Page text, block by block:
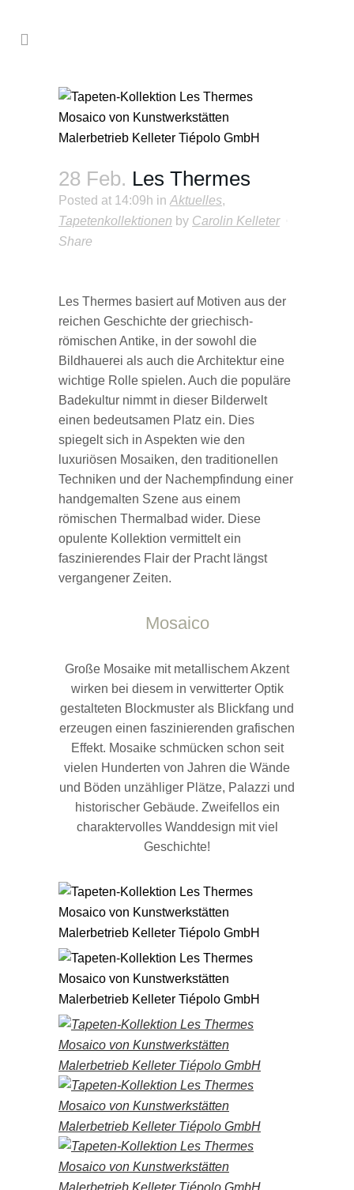
28 Feb. Les Thermes
Posted at 14:09h in Aktuelles,
Tapetenkollektionen by Carolin Kelleter
Share
Les Thermes basiert auf Motiven aus der
reichen Geschichte der griechisch-
römischen Antike, in der sowohl die
Bildhauerei als auch die Architektur eine
wichtige Rolle spielen. Auch die populäre
Badekultur nimmt in dieser Bilderwelt
einen bedeutsamen Platz ein. Dies
spiegelt sich in Aspekten wie den
luxuriösen Mosaiken, den traditionellen
Techniken und der Nachempfindung einer
handgemalten Szene aus einem
römischen Thermalbad wider. Diese
opulente Kollektion vermittelt ein
faszinierendes Flair der Pracht längst
vergangener Zeiten.
Mosaico
Große Mosaike mit metallischem Akzent
wirken bei diesem in verwitterter Optik
gestalteten Blockmuster als Blickfang und
erzeugen einen faszinierenden grafischen
Effekt. Mosaike schmücken schon seit
vielen Hunderten von Jahren die Wände
und Böden unzähliger Plätze, Palazzi und
historischer Gebäude. Zweifellos ein
charaktervolles Wanddesign mit viel
Geschichte!